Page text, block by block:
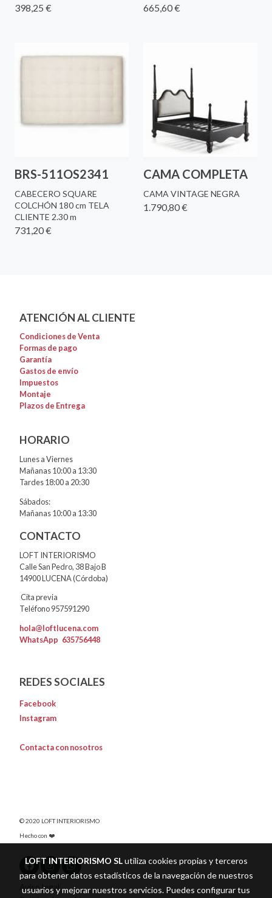
398,25 € 665,60 €
BRS-511OS2341
CABECERO SQUARE
COLCHÓN 180 cm TELA
CLIENTE 2.30 m
731,20 €
CAMA COMPLETA
CAMA VINTAGE NEGRA
1.790,80 €
ATENCIÓN AL CLIENTE
Condiciones de Venta
Formas de pago
Garantía
Gastos de envío
Impuestos
Montaje
Plazos de Entrega
HORARIO
Lunes a Viernes
Mañanas 10:00 a 13:30
Tardes 18:00 a 20:30
Sábados:
Mañanas 10:00 a 13:30
CONTACTO
LOFT INTERIORISMO
Calle San Pedro, 38 Bajo B
14900 LUCENA (Córdoba)
Cita previa
Teléfono 957591290
hola@loftlucena.com
WhatsApp 635756448
REDES SOCIALES
Facebook
Instagram
Contacta con nosotros
© 2020 LOFT INTERIORISMO
Hecho con ❤️
Aviso legal
LOFT INTERIORISMO SLutiliza cookies propias y terceros
para obtener datos estadísticos de la navegación de nuestros
usuarios y mejorar nuestros servicios. Puedes configurar tus